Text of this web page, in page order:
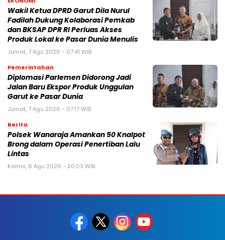
Wakil Ketua DPRD Garut Dila Nurul
Fadilah Dukung Kolaborasi Pemkab
dan BKSAP DPR RI Perluas Akses
Produk Lokal ke Pasar Dunia Menulis
Jumat, 7 Agu 2026 - 07:41 WIB
Pemerintahan
Diplomasi Parlemen Didorong Jadi
Jalan Baru Ekspor Produk Unggulan
Garut ke Pasar Dunia
Jumat, 7 Agu 2026 - 07:17 WIB
Berita
Polsek Wanaraja Amankan 50 Knalpot
Brong dalam Operasi Penertiban Lalu
Lintas
Kamis, 6 Agu 2026 - 20:03 WIB